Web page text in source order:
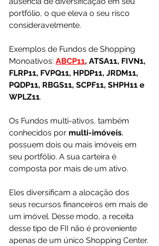
portfólio, o que eleva o seu risco
consideravelmente.
Exemplos de Fundos de Shopping
Monoativos: ABCP11, ATSA11, FIVN1,
FLRP11, FVPQ11, HPDP11, JRDM11,
PQDP11, RBGS11, SCPF11, SHPH11 e
WPLZ11.
Os Fundos multi-ativos, também
conhecidos por multi-imóveis,
possuem dois ou mais imóveis em
seu portfólio. A sua carteira é
composta por mais de um ativo.
Eles diversificam a alocação dos
seus recursos financeiros em mais de
um imóvel. Desse modo, a receita
desse tipo de FII não é proveniente
apenas de um único Shopping Center.